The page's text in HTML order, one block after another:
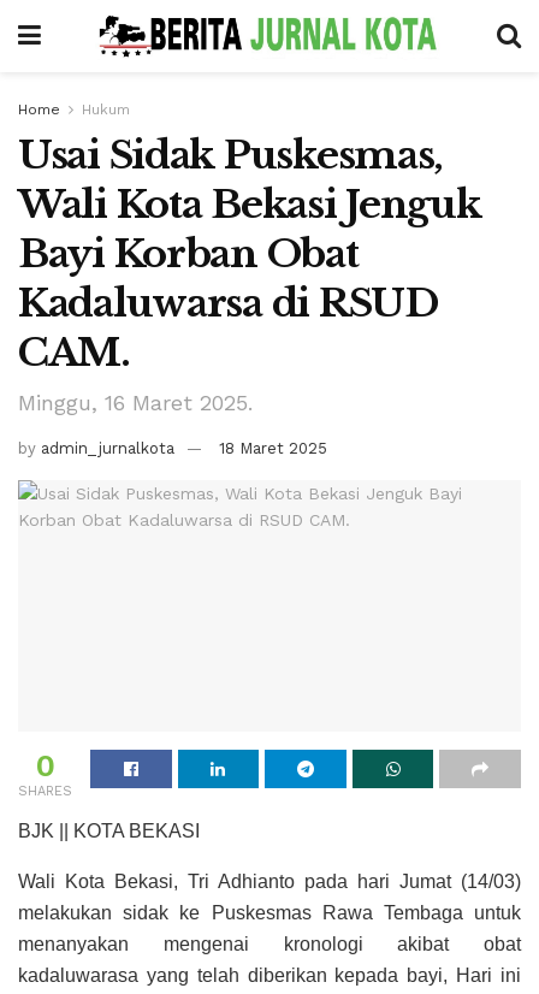
Home Hukum
Usai Sidak Puskesmas,
Wali Kota Bekasi Jenguk
Bayi Korban Obat
Kadaluwarsa di RSUD
CAM.
Minggu, 16 Maret 2025.
by admin_jurnalkota 18 Maret 2025
0
SHARES
BJK || KOTA BEKASI
Wali Kota Bekasi, Tri Adhianto pada hari Jumat (14/03)
melakukan sidak ke Puskesmas Rawa Tembaga untuk
menanyakan mengenai kronologi akibat obat
kadaluwarasa yang telah diberikan kepada bayi, Hari ini